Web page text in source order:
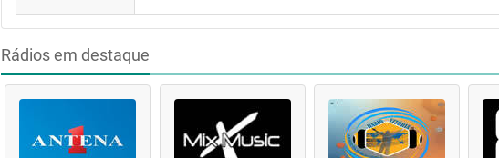
Rádios em destaque